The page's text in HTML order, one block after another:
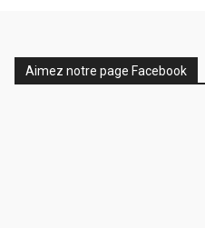
Aimez notre page Facebook